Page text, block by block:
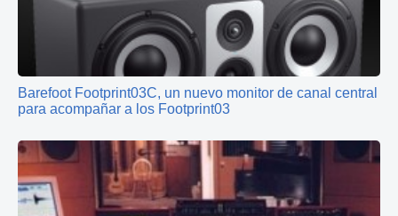
Barefoot Footprint03C, un nuevo monitor de canal central
para acompañar a los Footprint03